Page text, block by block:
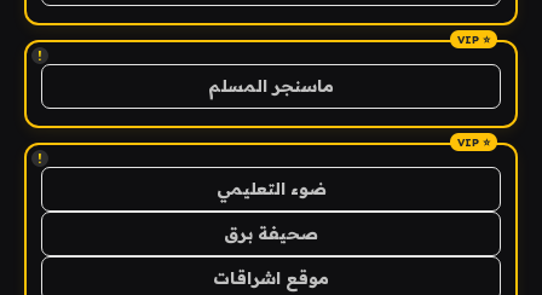
!
ماسنجر المسلم
!
ضوء التعليمي
صحيفة برق
موقع اشراقات